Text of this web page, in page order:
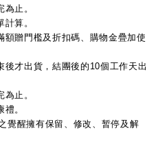
止。
算。
贈門檻及折扣碼、購物金疊加使
才出貨，結團後的10個工作天出
止。
。
覺醒擁有保留、修改、暂停及解